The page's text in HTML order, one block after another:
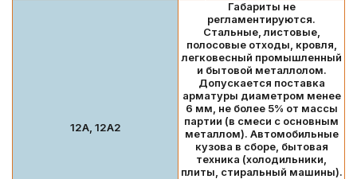
12А, 12А2
Габариты не
регламентируются.
Стальные, листовые,
полосовые отходы, кровля,
легковесный промышленный
и бытовой металлолом.
Допускается поставка
арматуры диаметром менее
6 мм, не более 5% от массы
партии (в смеси с основным
металлом). Автомобильные
кузова в сборе, бытовая
техника (холодильники,
плиты, стиральный машины).